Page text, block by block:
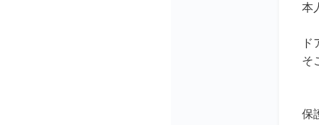
本
ド
そ
保